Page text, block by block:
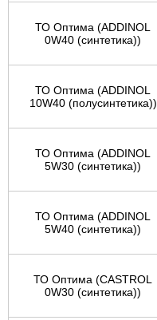
ТО Оптима (ADDINOL
0W40 (синтетика))
ТО Оптима (ADDINOL
10W40 (полусинтетика))
ТО Оптима (ADDINOL
5W30 (синтетика))
ТО Оптима (ADDINOL
5W40 (синтетика))
ТО Оптима (CASTROL
0W30 (синтетика))